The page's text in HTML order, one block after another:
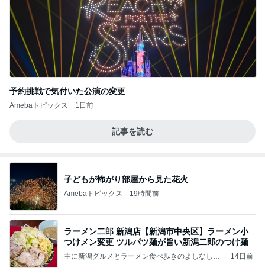
予約挑戦で気付いた公演の変更
Amebaトピックス 1日前
記事を読む
子どもが怖がり部屋から見た花火
Amebaトピックス 19時間前
ラーメン二郎 新潟店【新潟市中央区】ラーメン小
つけメン変更 ツルパツ麺が旨い新潟二郎のつけ麺
主に新潟グルメとラーメン食べ歩きのよしなしご
14日前